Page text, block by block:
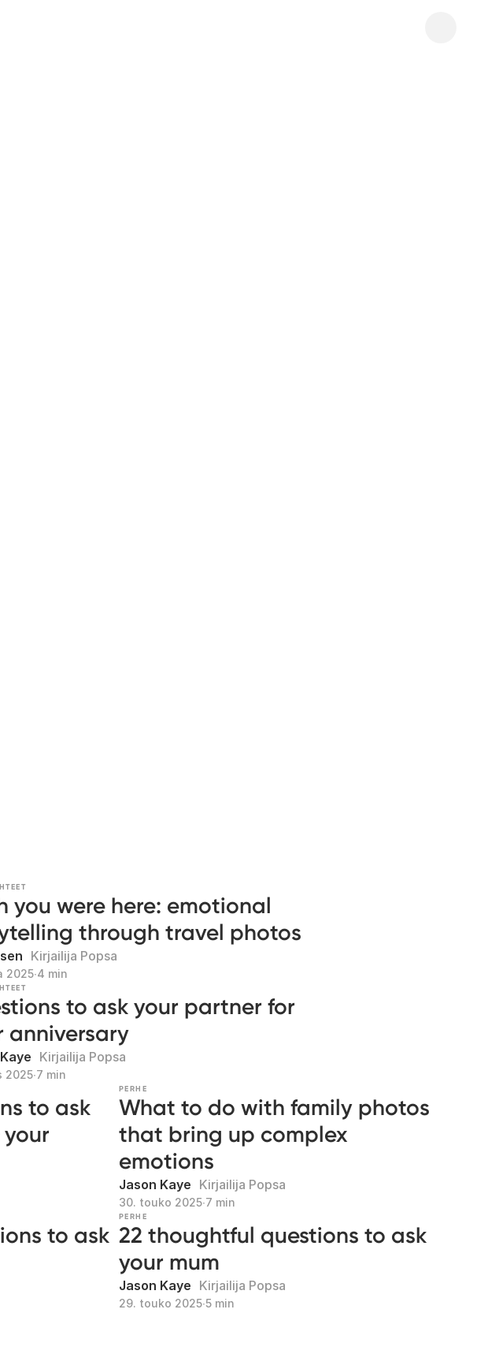
you were here: emotional
through travel photos
Kirjailija Popsa
2025∙4 min
to ask your partner for
anniversary
Kirjailija Popsa
2025∙7 min
to ask
PERHE
What to do with family photos
that bring up complex
emotions
Jason Kaye Kirjailija Popsa
30. touko 2025∙7 min
to ask
PERHE
22 thoughtful questions to ask
your mum
Jason Kaye Kirjailija Popsa
29. touko 2025∙5 min